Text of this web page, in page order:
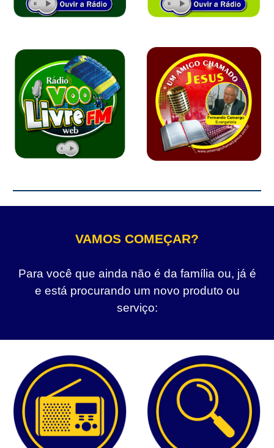
VAMOS COMEÇAR?
Para você que ainda não é da família ou, já é
e está procurando um novo produto ou
serviço: